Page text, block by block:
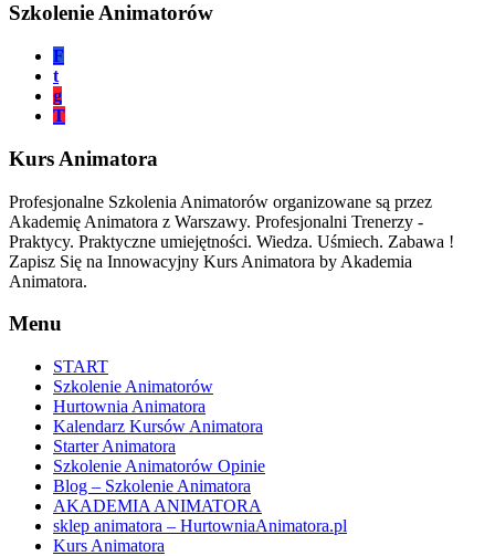
Szkolenie Animatorów
F
t
g
T
Kurs Animatora
Profesjonalne Szkolenia Animatorów organizowane są przez
Akademię Animatora z Warszawy. Profesjonalni Trenerzy -
Praktycy. Praktyczne umiejętności. Wiedza. Uśmiech. Zabawa !
Zapisz Się na Innowacyjny Kurs Animatora by Akademia
Animatora.
Menu
START
Szkolenie Animatorów
Hurtownia Animatora
Kalendarz Kursów Animatora
Starter Animatora
Szkolenie Animatorów Opinie
Blog – Szkolenie Animatora
AKADEMIA ANIMATORA
sklep animatora – HurtowniaAnimatora.pl
Kurs Animatora